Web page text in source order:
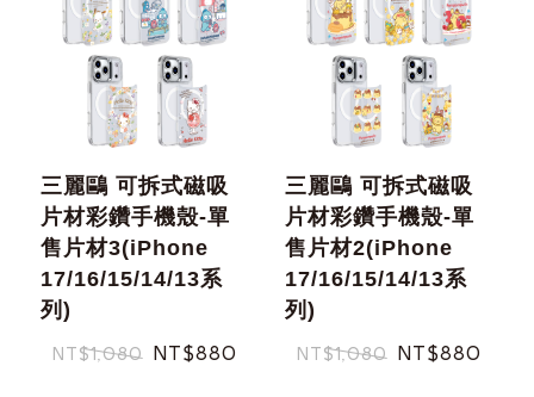
三麗鷗 可拆式磁吸
片材彩鑽手機殼-單
售片材3(iPhone
17/16/15/14/13系
列)
NT$1,080 NT$880
三麗鷗 可拆式磁吸
片材彩鑽手機殼-單
售片材2(iPhone
17/16/15/14/13系
列)
NT$1,080 NT$880
忘記您的密碼了?